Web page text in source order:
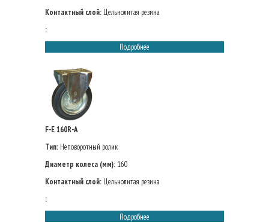
Контактный слой: Цельнолитая резина
:
Подробнее
F-E 160R-A
Тип: Неповоротный ролик
Диаметр колеса (мм): 160
Контактный слой: Цельнолитая резина
:
Подробнее